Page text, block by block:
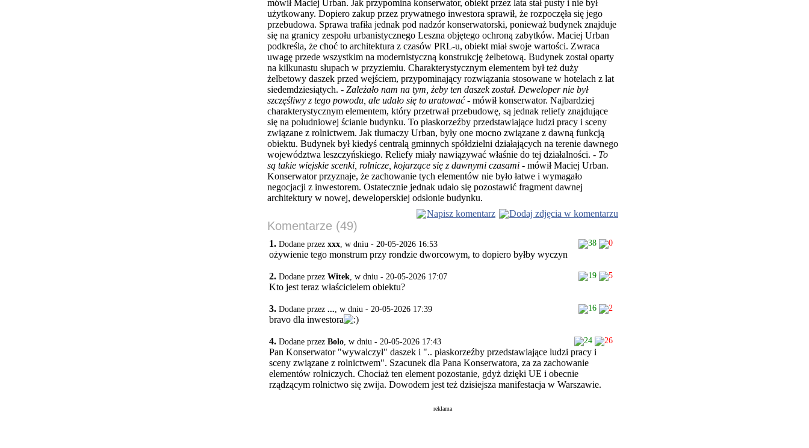
mówił Maciej Urban. Jak przypomina konserwator, obiekt przez lata stał pusty i nie był
użytkowany. Dopiero zakup przez prywatnego inwestora sprawił, że rozpoczęła się jego
przebudowa. Sprawa trafiła jednak pod nadzór konserwatorski, ponieważ budynek znajduje
się na granicy zespołu urbanistycznego Leszna objętego ochroną zabytków. Maciej Urban
podkreśla, że choć to architektura z czasów PRL-u, obiekt miał swoje wartości. Zwraca
uwagę przede wszystkim na modernistyczną konstrukcję żelbetową. Budynek został oparty
na kilkunastu słupach w przyziemiu. Charakterystycznym elementem był też duży
żelbetowy daszek przed wejściem, przypominający rozwiązania stosowane w hotelach z lat
siedemdziesiątych. - Zależało nam na tym, żeby ten daszek został. Deweloper nie był
szczęśliwy z tego powodu, ale udało się to uratować - mówił konserwator. Najbardziej
charakterystycznym elementem, który przetrwał przebudowę, są jednak reliefy znajdujące
się na południowej ścianie budynku. To płaskorzeźby przedstawiające ludzi pracy i sceny
związane z rolnictwem. Jak tłumaczy Urban, były one mocno związane z dawną funkcją
obiektu. Budynek był kiedyś centralą gminnych spółdzielni działających na terenie dawnego
województwa leszczyńskiego. Reliefy miały nawiązywać właśnie do tej działalności. - To
są takie wiejskie scenki, rolnicze, kojarzące się z dawnymi czasami - mówił Maciej Urban.
Konserwator przyznaje, że zachowanie tych elementów nie było łatwe i wymagało
negocjacji z inwestorem. Ostatecznie jednak udało się pozostawić fragment dawnej
architektury w nowej, deweloperskiej odsłonie budynku.
Napisz komentarz
Dodaj zdjęcia w komentarzu
Komentarze (49)
1. Dodane przez xxx, w dniu - 20-05-2026 16:53 38 0
ożywienie tego monstrum przy rondzie dworcowym, to dopiero byłby wyczyn
2. Dodane przez Witek, w dniu - 20-05-2026 17:07 19 5
Kto jest teraz właścicielem obiektu?
3. Dodane przez ..., w dniu - 20-05-2026 17:39 16 2
bravo dla inwestora
4. Dodane przez Bolo, w dniu - 20-05-2026 17:43 24 26
Pan Konserwator "wywalczył" daszek i ".. płaskorzeźby przedstawiające ludzi pracy i
sceny związane z rolnictwem". Szacunek dla Pana Konserwatora, za za zachowanie
elementów rolniczych. Chociaż ten element pozostanie, gdyż dzięki UE i obecnie
rządzącym rolnictwo się zwija. Dowodem jest też dzisiejsza manifestacja w Warszawie.
reklama